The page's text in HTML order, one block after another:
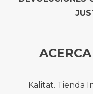
Kalitat. Tienda